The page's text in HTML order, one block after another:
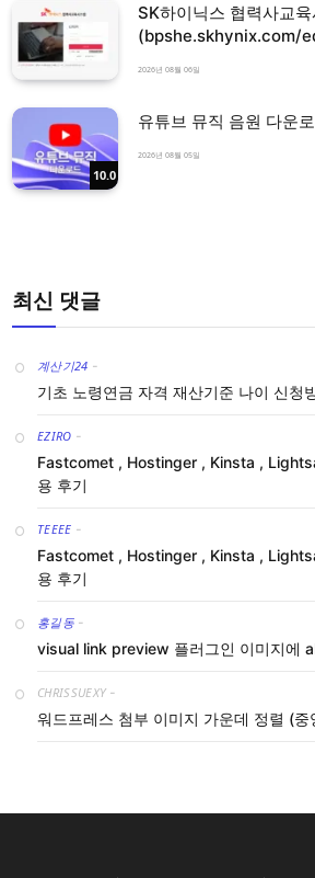
SK하이닉스 협력사교
(bpshe.skhynix.com/
2026년 08월 06일
10.0
유튜브 뮤직 음원 다운
2026년 08월 05일
최신 댓글
계산기24 -
기초 노령연금 자격 재산기준 나이 신청
EZIRO -
Fastcomet , Hostinger , Kinsta ,
용 후기
TEEEE -
Fastcomet , Hostinger , Kinsta ,
용 후기
홍길동 -
visual link preview 플러그인 이미지에
CHRISSUEXY -
워드프레스 첨부 이미지 가운데 정렬 (중